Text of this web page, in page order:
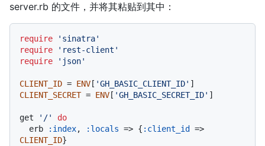
server.rb 的文件，并将其粘贴到其中：
require
'sinatra'
require
'rest-client'
require
'json'
CLIENT_ID = ENV [ 'GH_BASIC_CLIENT_ID'
CLIENT_SECRET = ENV [ 'GH_BASIC_SECRET_ID' ]
get '/'
do
  erb
:index, :locals => { :client_id
CLIENT_ID